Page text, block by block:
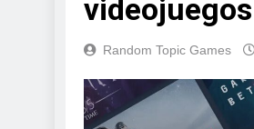
Random Topic Games